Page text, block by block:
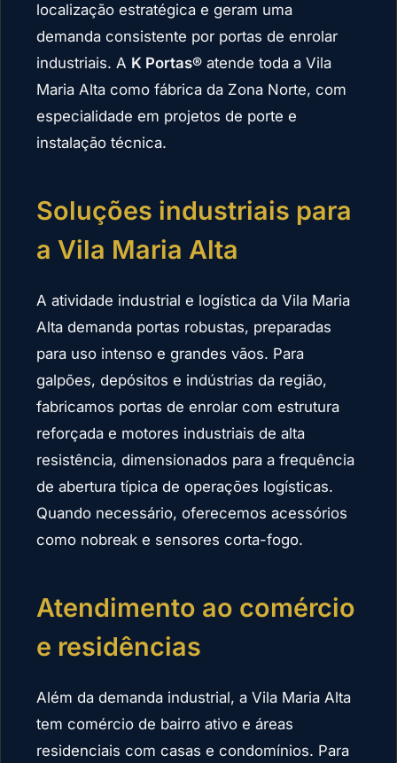
localização estratégica e geram uma
demanda consistente por portas de enrolar
industriais. A K Portas® atende toda a Vila
Maria Alta como fábrica da Zona Norte, com
especialidade em projetos de porte e
instalação técnica.
Soluções industriais para
a Vila Maria Alta
A atividade industrial e logística da Vila Maria
Alta demanda portas robustas, preparadas
para uso intenso e grandes vãos. Para
galpões, depósitos e indústrias da região,
fabricamos portas de enrolar com estrutura
reforçada e motores industriais de alta
resistência, dimensionados para a frequência
de abertura típica de operações logísticas.
Quando necessário, oferecemos acessórios
como nobreak e sensores corta-fogo.
Atendimento ao comércio
e residências
Além da demanda industrial, a Vila Maria Alta
tem comércio de bairro ativo e áreas
residenciais com casas e condomínios. Para